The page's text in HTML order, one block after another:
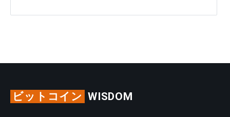
ビットコイン WISDOM